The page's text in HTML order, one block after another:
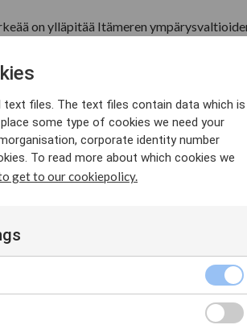
on ylläpitää Itämeren
ja työehtojen heikentä...
instituutioiden keskiössä ovat rauha,
muun muassa kauppa-...
ay-järjestöjen suuntaan. Toimimme
yhteistyön keskiöss...
of the Council of Nordic Trade Unions
files. The text files contain data which is
some type of cookies we need your
corporate identity number
To read more about which cookies we
get to our cookiepolicy.